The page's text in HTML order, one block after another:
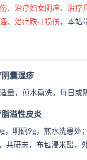
、治疗妇女阴痒、治疗
、治疗跌打损伤 ，本站
囊湿疹
量，煎水熏洗。每日或
溢性皮炎
，明矾9g，煎水洗患处
共研末，布包浸米醋，